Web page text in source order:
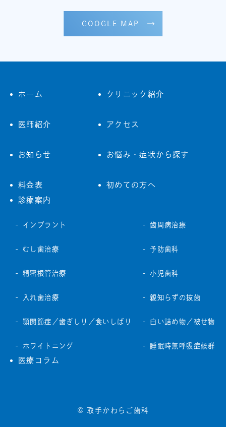
GOOGLE MAP
ホーム クリニック紹介
医師紹介 アクセス
お知らせ お悩み・症状から探す
料金表
初めての方へ
診療案内
インプラント 歯周病治療
むし歯治療 予防歯科
精密根管治療 小児歯科
入れ歯治療 親知らずの抜歯
顎関節症／歯ぎしり／食いしばり 白い詰め物／被せ物
ホワイトニング 睡眠時無呼吸症候群
医療コラム
© 取手かわらご歯科